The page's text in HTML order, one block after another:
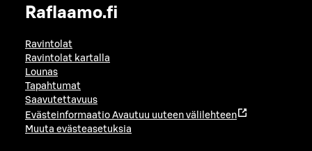
Raflaamo.fi
Ravintolat
Ravintolat kartalla
Lounas
Tapahtumat
Saavutettavuus
Evästeinformaatio Avautuu uuteen välilehteen
Muuta evästeasetuksia